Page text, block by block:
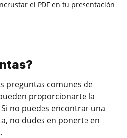
el PDF en tu presentación
preguntas comunes de
proporcionarte la
no puedes encontrar una
no dudes en ponerte en